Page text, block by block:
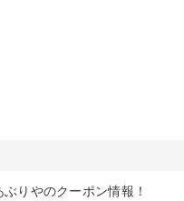
りやのクーポン情報！